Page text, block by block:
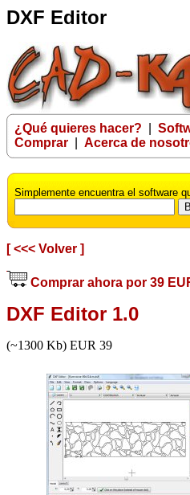
DXF Editor
¿Qué quieres hacer?
Comprar
Acerca de
Simplemente encuentra el software
[ <<< Volver ]
Comprar ahora por 39
DXF Editor 1.0
(~1300 Kb) EUR 39